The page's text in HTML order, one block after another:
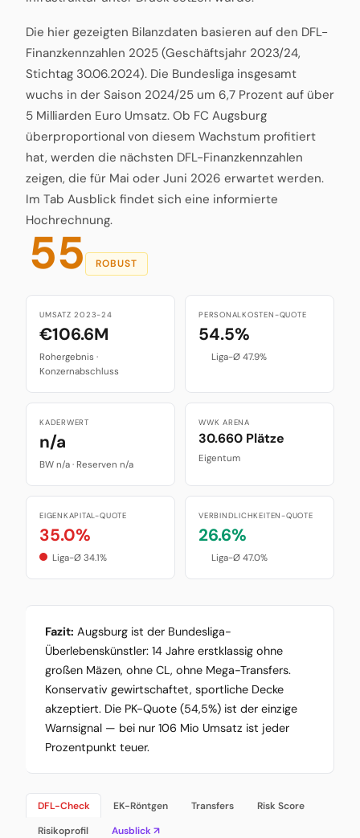
Die hier gezeigten Bilanzdaten basieren auf den DFL-
Finanzkennzahlen 2025 (Geschäftsjahr 2023/24,
Stichtag 30.06.2024). Die Bundesliga insgesamt
wuchs in der Saison 2024/25 um 6,7 Prozent auf über
5 Milliarden Euro Umsatz. Ob FC Augsburg
überproportional von diesem Wachstum profitiert
hat, werden die nächsten DFL-Finanzkennzahlen
zeigen, die für Mai oder Juni 2026 erwartet werden.
Im Tab Ausblick findet sich eine informierte
Hochrechnung.
55 ROBUST
UMSATZ 2023-24
€106.6M
Rohergebnis ·
Konzernabschluss
PERSONALKOSTEN-QUOTE
54.5%
Liga-Ø 47.9%
KADERWERT
n/a
BW n/a · Reserven n/a
WWK ARENA
30.660 Plätze
Eigentum
EIGENKAPITAL-QUOTE
35.0%
Liga-Ø 34.1%
VERBINDLICHKEITEN-QUOTE
26.6%
Liga-Ø 47.0%
Fazit: Augsburg ist der Bundesliga-
Überlebenskünstler: 14 Jahre erstklassig ohne
großen Mäzen, ohne CL, ohne Mega-Transfers.
Konservativ gewirtschaftet, sportliche Decke
akzeptiert. Die PK-Quote (54,5%) ist der einzige
Warnsignal — bei nur 106 Mio Umsatz ist jeder
Prozentpunkt teuer.
DFL-Check EK-Röntgen Transfers
Risk Score
Risikoprofil
Ausblick ↗